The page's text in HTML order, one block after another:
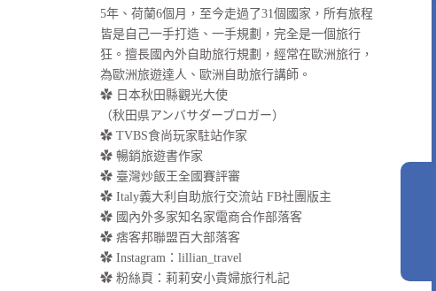
5年、荷蘭6個月，至今走過了31個國家，所有旅程
皆是自己一手打造、一手規劃，完全是一個旅行
狂。擅長國內外自助旅行規劃，經常在歐洲旅行，
為歐洲旅遊達人、歐洲自助旅行講師。
✿ 日本秋田縣觀光大使
（秋田県アンバサダーブロガー）
✿ TVBS食尚玩家駐站作家
✿ 暢銷旅遊書作家
✿ 臺灣炒飯王全國賽評審
✿ Italy義大利自助旅行交流站 FB社團版主
✿ 國內外多家知名家電商合作部落客
✿ 痞客邦聯盟百大部落客
✿Instagram：lillian_travel
✿粉絲頁：莉莉安小貴婦旅行札記